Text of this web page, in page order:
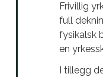
Frivillig
full
fysikalsk
en
I tillegg